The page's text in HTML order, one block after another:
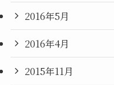
2016年5月
2016年4月
2015年11月